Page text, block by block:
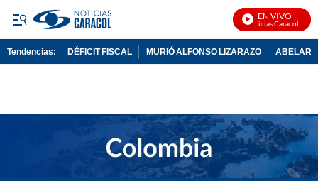
EN VIVO
Noticias Caracol En
Tendencias: DÉFICIT FISCAL MURIÓ ALFONSO LIZARAZO